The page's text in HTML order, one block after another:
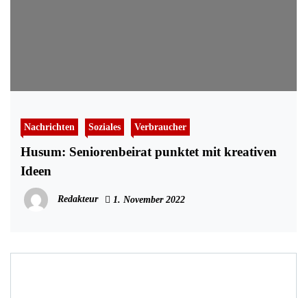
Nachrichten Soziales Verbraucher
Husum: Seniorenbeirat punktet mit kreativen
Ideen
Redakteur 1. November 2022